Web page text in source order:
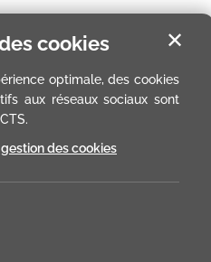
cookies
optimale, des cookies
aux réseaux sociaux sont
des cookies
✕